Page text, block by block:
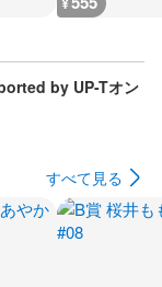
by UP-Tオン
すべて見る